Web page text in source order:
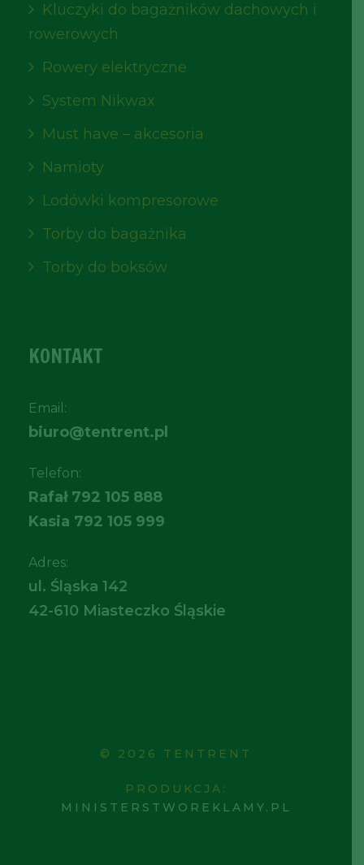
Kluczyki do bagażników dachowych i
rowerowych
Rowery elektryczne
System Nikwax
Must have – akcesoria
Namioty
Lodówki kompresorowe
Torby do bagażnika
Torby do boksów
KONTAKT
Email:
biuro@tentrent.pl
Telefon:
Rafał 792 105 888
Kasia 792 105 999
Adres:
ul. Śląska 142
42-610 Miasteczko Śląskie
© 2026 TENTRENT
PRODUKCJA:
MINISTERSTWOREKLAMY.PL